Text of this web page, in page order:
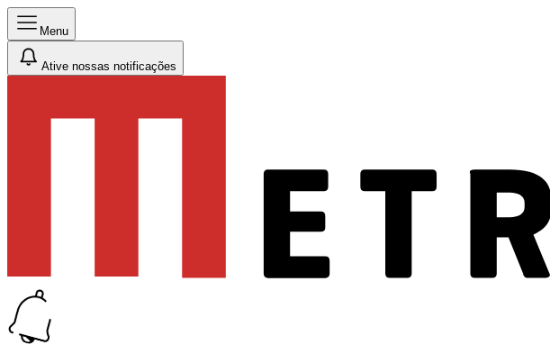
Menu
Ative nossas notificações